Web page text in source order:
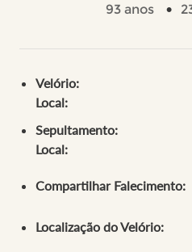
93 anos
Velório:
Local:
Sepultamento:
Local:
Compartilhar Falecimento:
Localização do Velório: